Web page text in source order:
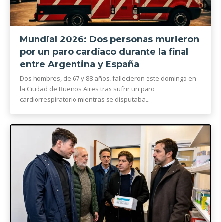
Mundial 2026: Dos personas murieron
por un paro cardíaco durante la final
entre Argentina y España
Dos hombres, de 67 y 88 años, fallecieron este domingo en
la Ciudad de Buenos Aires tras sufrir un paro
cardiorrespiratorio mientras se disputaba...